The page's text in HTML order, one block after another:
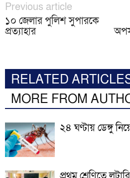
Previous article
১০ জেলার পুলিশ সুপারকে
প্রত্যাহার
RELATED
MORE FROM
২৪ ঘণ্টায় ডেঙ্গু